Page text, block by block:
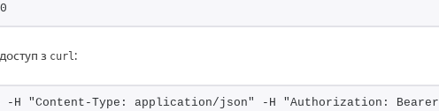
з curl:
H "Content-Type: application/json" -H "Authorization: Bearer